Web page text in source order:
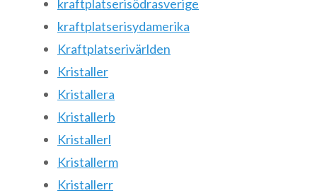
kraftplatserisödrasverige
kraftplatserisydamerika
Kraftplatserivärlden
Kristaller
Kristallera
Kristallerb
Kristallerl
Kristallerm
Kristallerr